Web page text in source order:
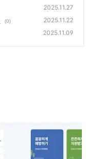
2025.11.27
(0) 2025.11.22
2025.11.09